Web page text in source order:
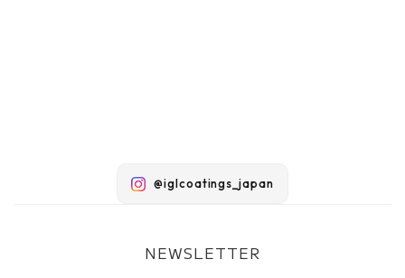
@iglcoatings_japan
NEWSLETTER